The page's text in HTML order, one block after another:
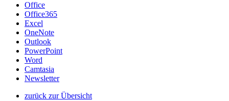
Office
Office365
Excel
OneNote
Outlook
PowerPoint
Word
Camtasia
Newsletter
zurück zur Übersicht